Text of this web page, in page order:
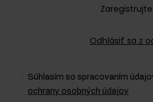
Odhlásiť sa z
Súhlasím so spracovaním
ochrany osobných údajov